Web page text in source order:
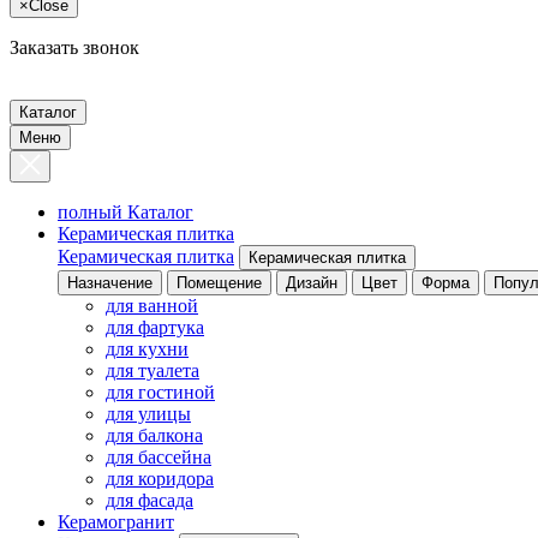
×Close
Заказать звонок
Каталог
Меню
полный Каталог
Керамическая плитка
Керамическая плитка
Керамическая плитка
Назначение
Помещение Дизайн Цвет Форма
для ванной
для фартука
для кухни
для туалета
для гостиной
для улицы
для балкона
для бассейна
для коридора
для фасада
Керамогранит